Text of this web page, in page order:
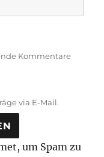
Kommentare
via E-Mail.
um Spam zu